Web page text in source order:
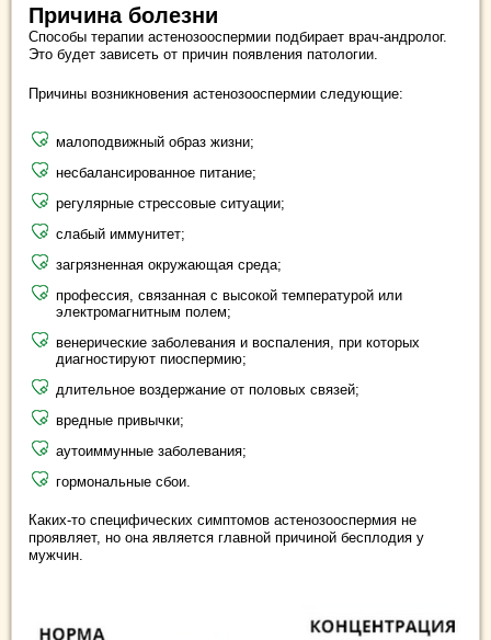
Причина болезни
Способы терапии астенозооспермии подбирает врач-андролог.
Это будет зависеть от причин появления патологии.
Причины возникновения астенозооспермии следующие:
малоподвижный образ жизни;
несбалансированное питание;
регулярные стрессовые ситуации;
слабый иммунитет;
загрязненная окружающая среда;
профессия, связанная с высокой температурой или
электромагнитным полем;
венерические заболевания и воспаления, при которых
диагностируют пиоспермию;
длительное воздержание от половых связей;
вредные привычки;
аутоиммунные заболевания;
гормональные сбои.
Каких-то специфических симптомов астенозооспермия не
проявляет, но она является главной причиной бесплодия у
мужчин.